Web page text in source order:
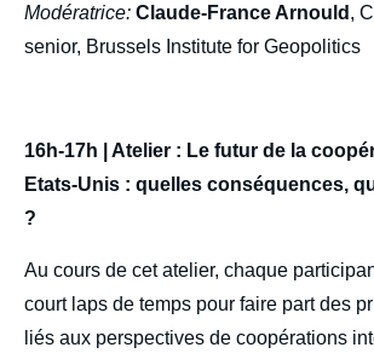
Modératrice: Claude-France Arnould ,
senior, Brussels Institute for Geopolitics
16h-17h | Atelier : Le futur de la
Etats-Unis : quelles conséquences,
?
Au cours de cet atelier, chaque
court laps de temps pour faire part des
liés aux perspectives de coopérations